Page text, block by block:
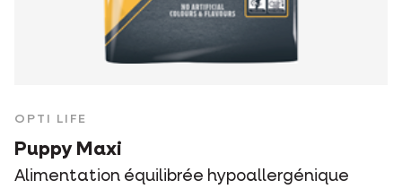
OPTI LIFE
Puppy Maxi
Alimentation équilibrée hypoallergénique